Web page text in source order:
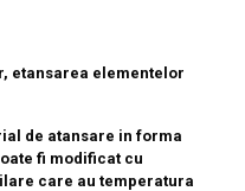
etansarea elementelor
de atansare in forma
fi modificat cu
care au temperatura